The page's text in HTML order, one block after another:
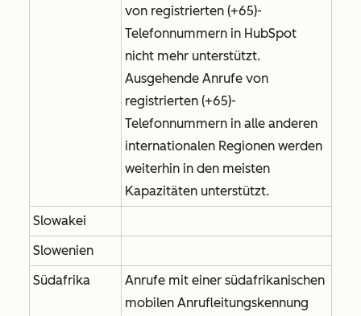
von registrierten (+65)-
Telefonnummern in HubSpot
nicht mehr unterstützt.
Ausgehende Anrufe von
registrierten (+65)-
Telefonnummern in alle anderen
internationalen Regionen werden
weiterhin in den meisten
Kapazitäten unterstützt.
Slowakei
Slowenien
Südafrika
Anrufe mit einer südafrikanischen
mobilen Anrufleitungskennung